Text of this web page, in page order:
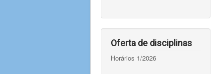
Oferta de disciplinas
Horários 1/2026